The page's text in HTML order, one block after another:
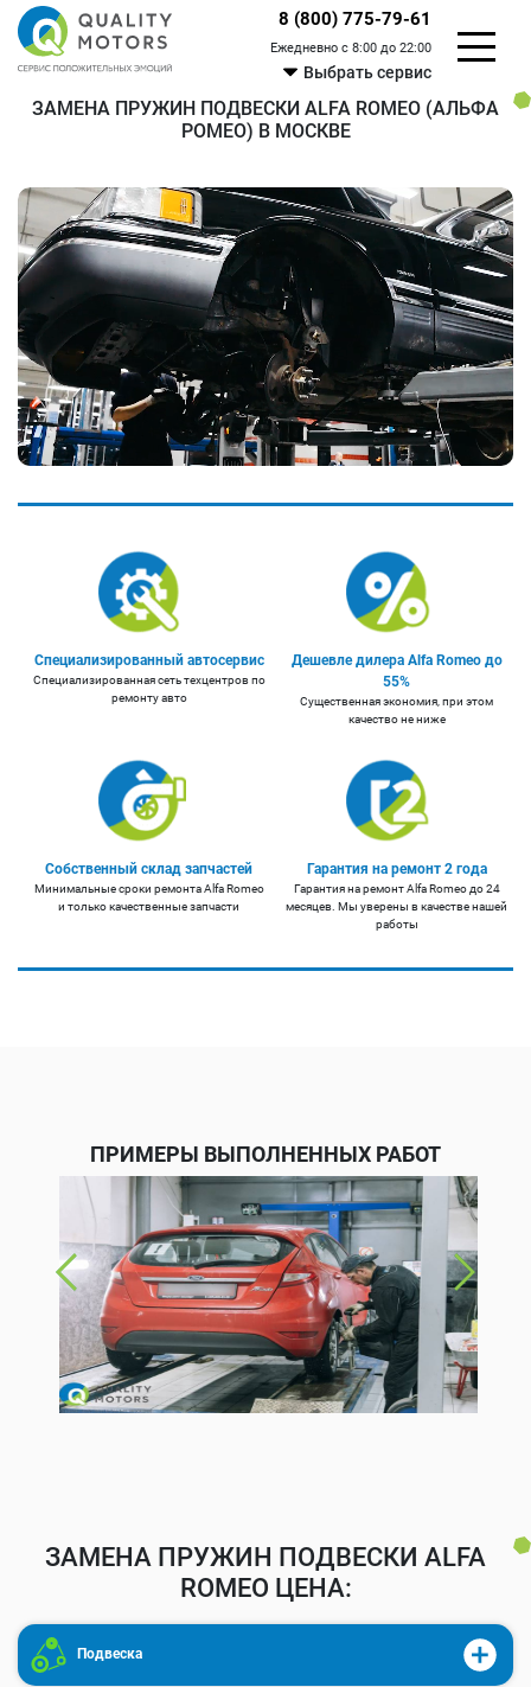
8 (800) 775-79-61
Ежедневно с 8:00 до 22:00
Выбрать сервис
ЗАМЕНА ПРУЖИН ПОДВЕСКИ ALFA ROMEO (АЛЬФА
РОМЕО) В МОСКВЕ
Специализированный автосервис
Специализированная сеть техцентров по
ремонту авто
Дешевле дилера Alfa Romeo до
55%
Существенная экономия, при этом
качество не ниже
Собственный склад запчастей
Минимальные сроки ремонта Alfa Romeo
и только качественные запчасти
Гарантия на ремонт 2 года
Гарантия на ремонт Alfa Romeo до 24
месяцев. Мы уверены в качестве нашей
работы
ПРИМЕРЫ ВЫПОЛНЕННЫХ РАБОТ
ЗАМЕНА ПРУЖИН ПОДВЕСКИ ALFA
ROMEO ЦЕНА:
Подвеска